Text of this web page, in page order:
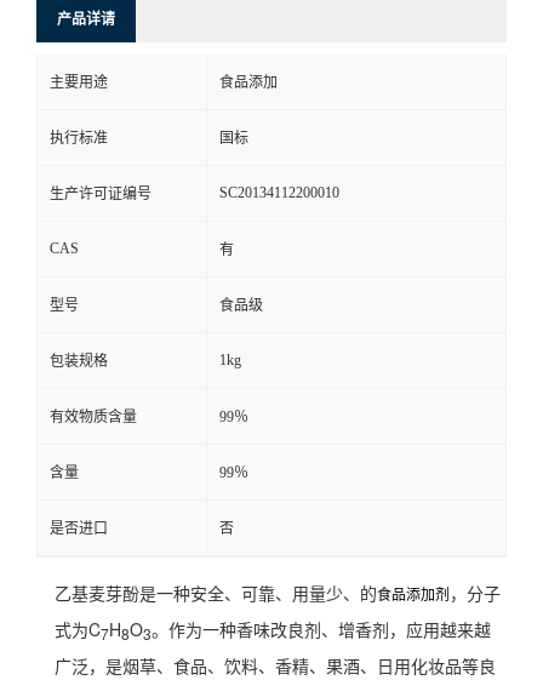
产品详请
主要用途 食品添加
执行标准 国标
生产许可证编号 SC20134112200010
CAS 有
型号 食品级
包装规格 1kg
有效物质含量 99％
含量 99％
是否进口 否
乙基麦芽酚是一种安全、可靠、用量少、的食品添加剂 ，分子
式为C7H8O3。作为一种香味改良剂、增香剂，应用越来越
广泛，是烟草、食品、饮料、香精、果酒、日用化妆品等良